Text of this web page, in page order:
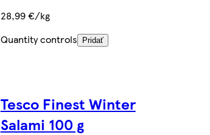
28,99 €/kg
Quantity controls
Pridať
Tesco Finest Winter
Salami 100 g